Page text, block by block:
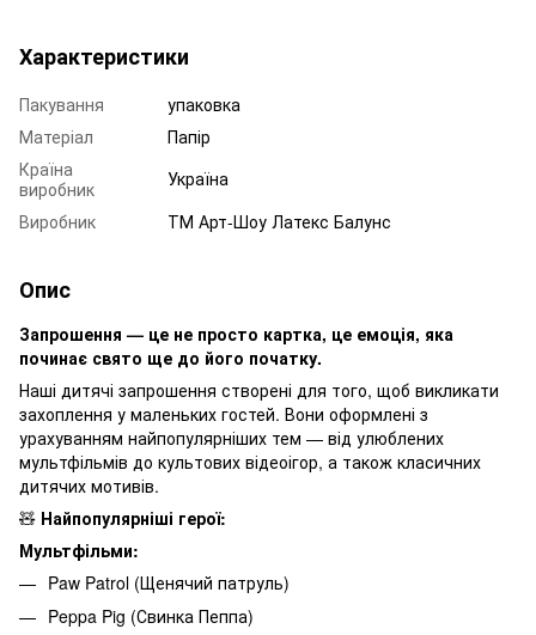
Характеристики
Пакування
упаковка
Матеріал
Папір
Країна
виробник
Україна
Виробник
ТМ Арт-Шоу Латекс Балунс
Опис
Запрошення — це не просто картка, це емоція, яка
починає свято ще до його початку.
Наші дитячі запрошення створені для того, щоб викликати
захоплення у маленьких гостей. Вони оформлені з
урахуванням найпопулярніших тем — від улюблених
мультфільмів до культових відеоігор, а також класичних
дитячих мотивів.
🧸 Найпопулярніші герої:
Мультфільми:
Paw Patrol (Щенячий патруль)
Peppa Pig (Свинка Пеппа)